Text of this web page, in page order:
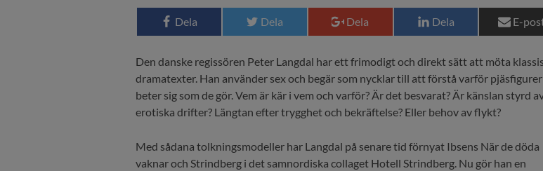
Dela Dela Dela Dela E-
Den danske regissören Peter Langdal har ett frimodigt och direkt sätt att möta
dramatexter. Han använder sex och begär som nycklar till att förstå varför pjäsfigurer
beter sig som de gör. Vem är kär i vem och varför? Är det besvarat? Är känslan styrd
erotiska drifter? Längtan efter trygghet och bekräftelse? Eller behov av flykt?
Med sådana tolkningsmodeller har Langdal på senare tid förnyat Ibsens När de döda
vaknar och Strindberg i det samnordiska collaget Hotell Strindberg. Nu gör han en